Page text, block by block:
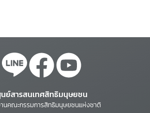
ย์สารสนเทศสิทธิมนุษยชน
นคณะกรรมการสิทธิมนุษยชนแห่งชาติ